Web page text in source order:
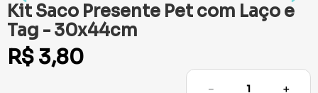
Kit Saco Presente Pet com Laço e
Tag - 30x44cm
R$ 3,80
＋
－